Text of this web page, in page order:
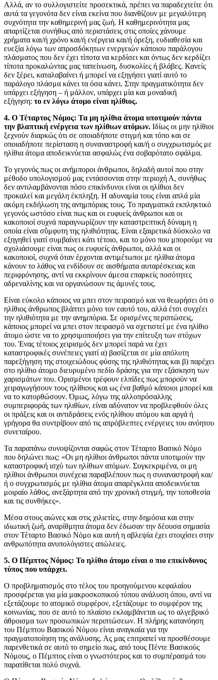
Αλλά, αν το συλλογιστείτε προσεκτικά, πρέπει να παραδεχτείτε ότι
αυτά τα γεγονότα δεν είναι εκείνα που διανθίζουν με μεγαλύτερη
συχνότητα την καθημερινή μας ζωή. Η καθημερινότητα μας
απαρτίζεται συνήθως από περιστάσεις στις οποίες χάνουμε
χρήματα και/ή χρόνο και/ή ενέργεια και/ή όρεξη, ευδιαθεσία και
ευεξία λόγω των απροσδόκητων ενεργειών κάποιου παράλογου
πλάσματος που δεν έχει τίποτα να κερδίσει και όντως δεν κερδίζει
τίποτα προκαλώντας μας ταπείνωση, δυσκολίες ή βλάβες. Κανείς
δεν ξέρει, καταλαβαίνει ή μπορεί να εξηγήσει γιατί αυτό το
παράλογο πλάσμα κάνει τα όσα κάνει. Στην πραγματικότητα δεν
υπάρχει εξήγηση – ή μάλλον, υπάρχει μία και μοναδική
εξήγηση: το εν λόγω άτομο είναι ηλίθιος.
4. Ο Τέταρτος Νόμος: Τα μη ηλίθια άτομα υποτιμούν πάντα
την βλαπτική ενέργεια των ηλίθιων ατόμων. Ιδίως οι μην ηλίθιοι
ξεχνούν διαρκώς ότι σε οποιαδήποτε στιγμή και τόπο και σε
οποιαδήποτε περίσταση η συναναστροφή και/ή ο συγχρωτισμός με
ηλίθια άτομα αποδεικνύεται ασφαλώς ένα σοβαρότατο σφάλμα.
Το γεγονός πως οι ανήμποροι άνθρωποι, δηλαδή αυτοί που στην
μέθοδο υπολογισμού μας εντάσσονται στην περιοχή Α, συνήθως
δεν αντιλαμβάνονται πόσο επικίνδυνοι είναι οι ηλίθιοι δεν
προκαλεί και μεγάλη έκπληξη. Η αδυναμία τους είναι απλά μία
ακόμη εκδήλωση της ανημπόριας τους. Το πραγματικά εκπληκτικό
γεγονός ωστόσο είναι πως και οι ευφυείς άνθρωποι και οι
κακοποιοί συχνά παραγνωρίζουν την καταστρεπτική δύναμη η
οποία είναι σΰμφυτη της ηλιθιότητας. Είναι εξαιρετικά δύσκολο να
εξηγηθεί γιατί συμβαίνει κάτι τέτοιο, και το μόνο που μπορούμε να
σχολιάσουμε είναι πως οι ευφυείς άνθρωποι, αλλά και οι
κακοποιοί, συχνά όταν έρχονται αντιμέτωποι με ηλίθια άτομα
κάνουν το λάθος να ενδίδουν σε αισθήματα αυταρέσκειας και
περιφρόνησης, αντί να εκκρίνουν άμεσα επαρκείς ποσότητες
αδρεναλίνης και να οργανώσουν τις άμυνές τους.
Είναι εύκολο κάποιος να μπει στον πειρασμό και να θεωρήσει ότι ο
ηλίθιος άνθρωπος βλάπτει μόνο τον εαυτό του, αλλά έτσι συγχέει
την ηλιθιότητα με την ανημπόρια. Σε ορισμένες περιπτώσεις,
κάποιος μπορεί να μπει στον πειρασμό να σχετιστεί με ένα ηλίθιο
άτομο ώστε να το χρησιμοποιήσει για την επίτευξη των στόχων
του. Ένας τέτοιος χειρισμός δεν μπορεί παρά να έχει
καταστροφικές συνέπειες γιατί α) βασίζεται σε μία απόλυτη
παρεξήγηση της στοιχειώδους φύσης της ηλιθιότητας και β) παρέχει
στο ηλίθιο άτομο διευρυμένο πεδίο δράσης για την εξάσκηση των
χαρισμάτων του. Ορισμένοι τρέφουν ελπίδες πως μπορούν να
χειραγωγήσουν τους ηλίθιους και ως ένα βαθμό κάποιοι μπορεί και
να το κατορθώσουν. Όμως, λόγω της αλλοπρόσαλλης
συμπεριφοράς των ηλιθίων, είναι αδύνατον να προβλεφθούν όλες
οι πράξεις και οι αντιδράσεις ενός ηλίθιου ατόμου και αργά ή
γρήγορα θα συντρίβουν από τις απρόβλεπτες ενέργειες του ανόητου
συνεταίρου.
Τα παραπάνω συνοψίζονται σαφώς στον Τέταρτο Βασικό Νόμο
που δηλώνει πως: «Οι μη ηλίθιοι άνθρωποι πάντα υποτιμούν την
καταστροφική ισχύ των ηλίθιων ατόμων. Συγκεκριμένα, οι μη
ηλίθιοι άνθρωποι συνέχεια παραβλέπουν πως η συναναστροφή και/
ή ο συγχρωτισμός με ηλίθια άτομα απαρέγκλιτα αποδεικνύεται
μοιραίο λάθος, ανεξάρτητα από την χρονική στιγμή, την τοποθεσία
και τις συνθήκες».
Μέσα στους αιώνες και στις χιλιετίες, στην δημόσια και στην
ιδιωτική ζωή, αναρίθμητα άτομα δεν έδωσαν την δέουσα σημασία
στον Τέταρτο Βασικό Νόμο και αυτή η αβλεψία έχει στοιχίσει στην
ανθρωπότητα ανυπολόγιστες απώλειες.
5. Ο Πέμπτος Νόμος: Το ηλίθιο άτομο είναι ο πιο επικίνδυνος
τύπος που υπάρχει.
Ο προβληματισμός στο τέλος του προηγούμενου κεφαλαίου
προσφέρεται για μία μακροσκοπικού τύπου ανάλυση όπου, αντί να
εξετάζουμε το ατομικό συμφέρον, εξετάζουμε το συμφέρον της
κοινωνίας, που σε αυτό το πλαίσιο εκλαμβάνεται ως το αλγεβρικό
άθροισμα των προσωπικών περιπτώσεων. Η πλήρης κατανόηση
του Πέμπτου Βασικού Νόμου είναι αναγκαία για την
πραγματοποίηση της ανάλυσης. Ας μας επιτραπεί να προσθέσουμε
παρενθετικά σε αυτό το σημείο πως, από τους Πέντε Βασικούς
Νόμους, ο Πέμπτος είναι ο γνωστότερος και το συμπέρασμά του
παρατίθεται πολύ συχνά.